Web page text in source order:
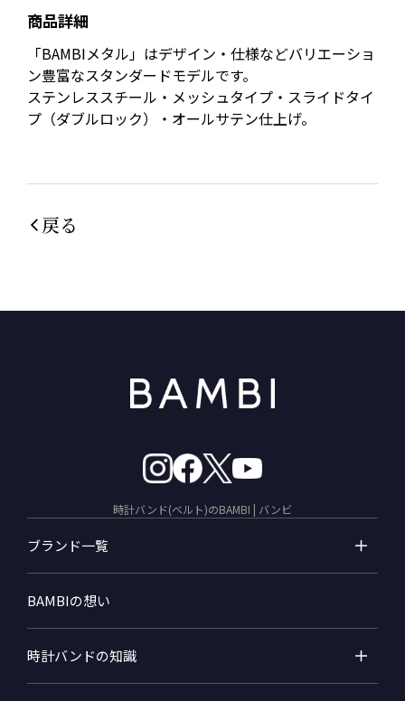
商品詳細
「BAMBIメタル」はデザイン・仕様などバリエーショ
ン豊富なスタンダードモデルです。
ステンレススチール・メッシュタイプ・スライドタイ
プ（ダブルロック）・オールサテン仕上げ。
戻る
時計バンド(ベルト)のBAMBI | バンビ
ブランド一覧
BAMBIの想い
時計バンドの知識